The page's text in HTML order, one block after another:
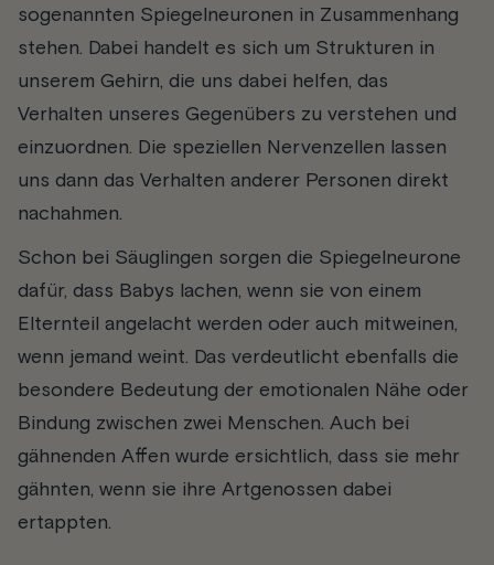
sogenannten Spiegelneuronen in Zusammenhang
stehen. Dabei handelt es sich um Strukturen in
unserem Gehirn, die uns dabei helfen, das
Verhalten unseres Gegenübers zu verstehen und
einzuordnen. Die speziellen Nervenzellen lassen
uns dann das Verhalten anderer Personen direkt
nachahmen.
Schon bei Säuglingen sorgen die Spiegelneurone
dafür, dass Babys lachen, wenn sie von einem
Elternteil angelacht werden oder auch mitweinen,
wenn jemand weint. Das verdeutlicht ebenfalls die
besondere Bedeutung der emotionalen Nähe oder
Bindung zwischen zwei Menschen. Auch bei
gähnenden Affen wurde ersichtlich, dass sie mehr
gähnten, wenn sie ihre Artgenossen dabei
ertappten.